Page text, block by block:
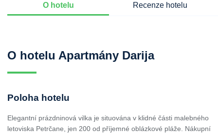
O hotelu Recenze hotelu
O hotelu Apartmány Darija
Poloha hotelu
Elegantní prázdninová vilka je situována v klidné části malebného
letoviska Petrčane, jen 200 od příjemné oblázkové pláže. Nákupní